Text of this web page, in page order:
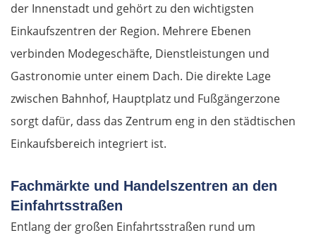
der Innenstadt und gehört zu den wichtigsten
Einkaufszentren der Region. Mehrere Ebenen
verbinden Modegeschäfte, Dienstleistungen und
Gastronomie unter einem Dach. Die direkte Lage
zwischen Bahnhof, Hauptplatz und Fußgängerzone
sorgt dafür, dass das Zentrum eng in den städtischen
Einkaufsbereich integriert ist.
Fachmärkte und Handelszentren an den
Einfahrtsstraßen
Entlang der großen Einfahrtsstraßen rund um